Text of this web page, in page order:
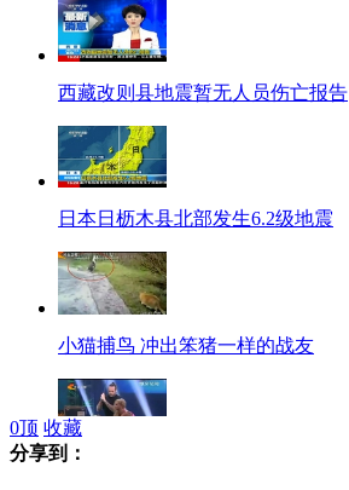
西藏改则县地震暂无人员伤亡报告
日本日枥木县北部发生6.2级地震
小猫捕鸟 冲出笨猪一样的战友
0顶 收藏
分享到：